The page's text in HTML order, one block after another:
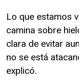
Lo que estamos
camina sobre
clara de evitar
no se está
explicó.